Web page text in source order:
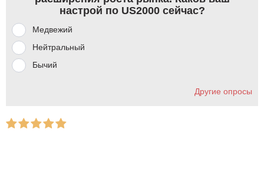
настрой по US2000 сейчас?
Медвежий
Нейтральный
Бычий
Другие опросы